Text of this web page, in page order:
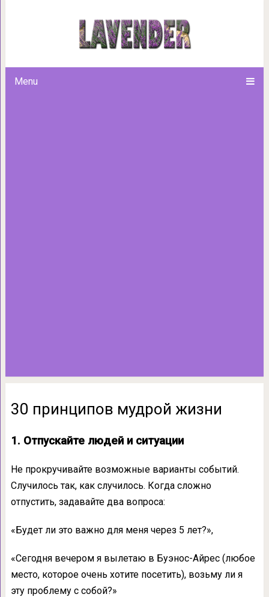
Menu
30 принципов
30 принципов мудрой жизни
1. Отпускайте людей и ситуации
Не прокручивайте возможные варианты событий.
Случилось так, как случилось. Когда сложно
отпустить, задавайте два вопроса:
«Будет ли это важно для меня через 5 лет?»,
«Сегодня вечером я вылетаю в Буэнос-Айрес (любое
место, которое очень хотите посетить), возьму ли я
эту проблему с собой?»